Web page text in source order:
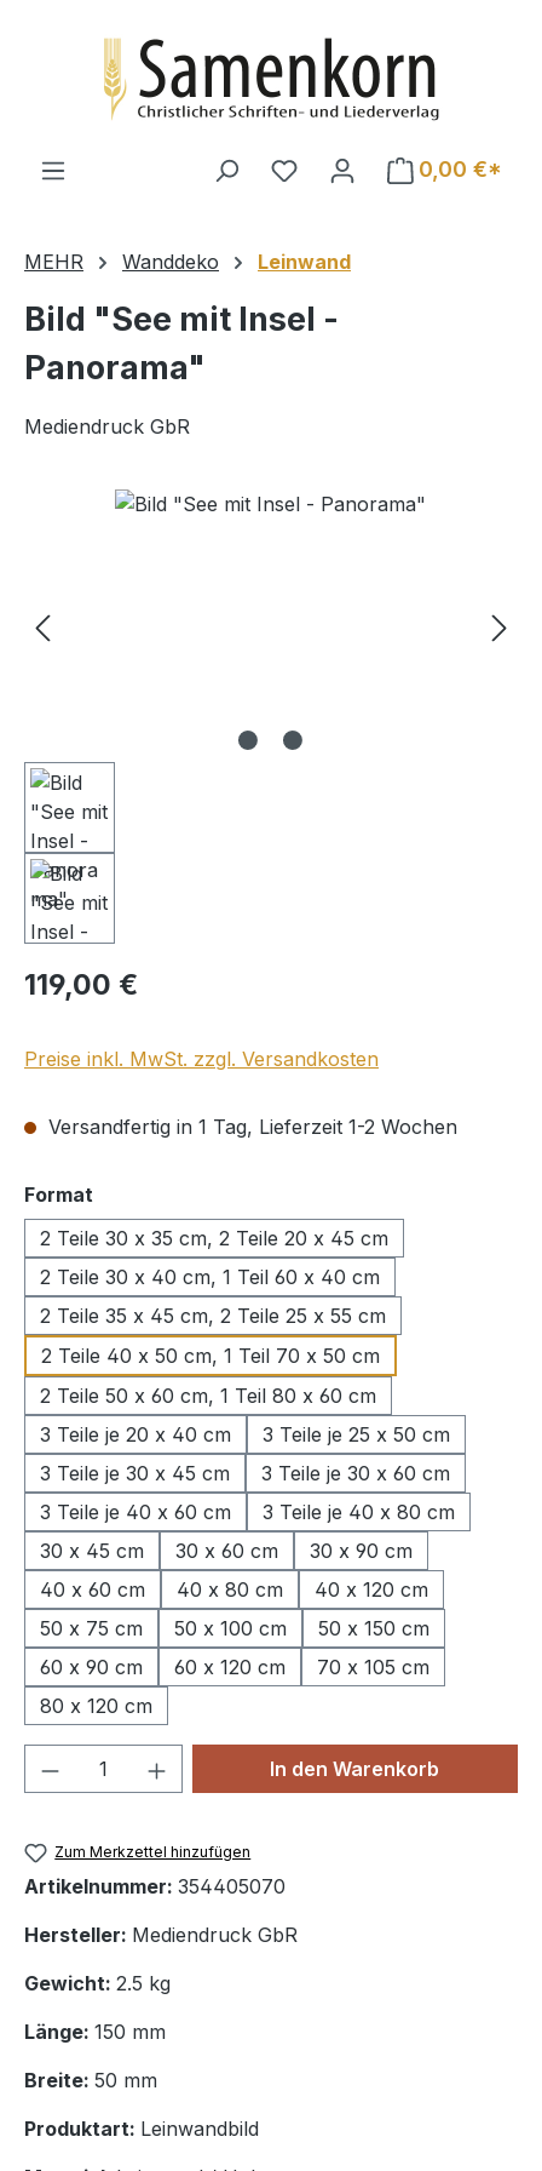
0,00 €*
MEHR Wanddeko Leinwand
Bild "See mit Insel -
Panorama"
Mediendruck GbR
Bildergalerie überspringen
Regulärer Preis:
119,00 €
Preise inkl. MwSt. zzgl. Versandkosten
Versandfertig in 1 Tag, Lieferzeit 1-2 Wochen
Format
2 Teile 30 x 35 cm, 2 Teile 20 x 45 cm
2 Teile 30 x 40 cm, 1 Teil 60 x 40 cm
2 Teile 35 x 45 cm, 2 Teile 25 x 55 cm
2 Teile 40 x 50 cm, 1 Teil 70 x 50 cm
2 Teile 50 x 60 cm, 1 Teil 80 x 60 cm
3 Teile je 20 x 40 cm
3 Teile je 25 x 50 cm
3 Teile je 30 x 45 cm
3 Teile je 30 x 60 cm
3 Teile je 40 x 60 cm
3 Teile je 40 x 80 cm
30 x 45 cm
30 x 60 cm
30 x 90 cm
40 x 60 cm
40 x 80 cm
40 x 120 cm
50 x 75 cm
50 x 100 cm
50 x 150 cm
60 x 90 cm
60 x 120 cm
70 x 105 cm
80 x 120 cm
Produkt Anzahl: Gib denIn den Warenkorb
Zum Merkzettel hinzufügen
Artikelnummer: 354405070
Hersteller: Mediendruck GbR
Gewicht: 2.5 kg
Länge: 150 mm
Breite: 50 mm
Produktart: Leinwandbild